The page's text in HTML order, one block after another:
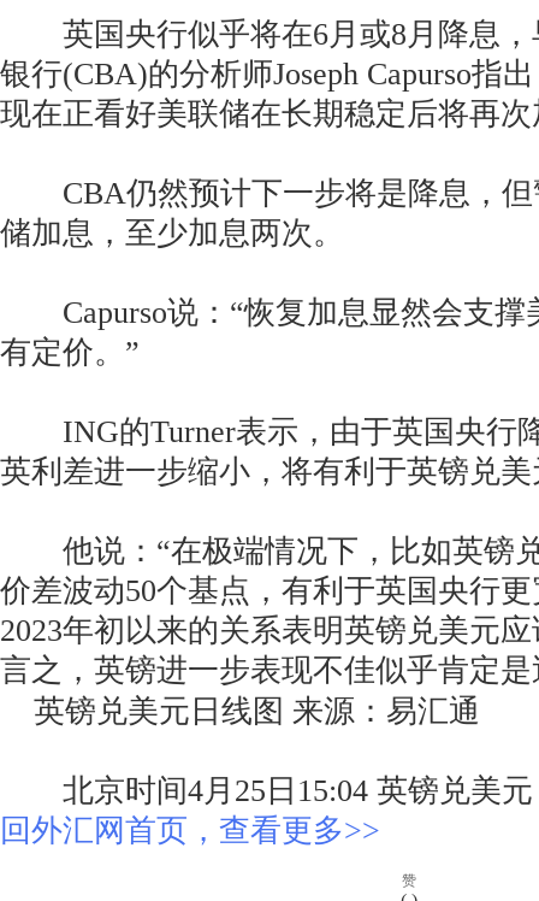
英国央行似乎将在6月或8月降息，
银行(CBA)的分析师Joseph Capurso指
现在正看好美联储在长期稳定后将再
CBA仍然预计下一步将是降息，但
储加息，至少加息两次。
Capurso说：“恢复加息显然会支撑
有定价。”
ING的Turner表示，由于英国央行
英利差进一步缩小，将有利于英镑兑
他说：“在极端情况下，比如英镑
价差波动50个基点，有利于英国央行
2023年初以来的关系表明英镑兑美元
言之，英镑进一步表现不佳似乎肯定
英镑兑美元日线图 来源：易汇通
北京时间4月25日15:04 英镑兑美元
回外汇网首页，查看更多>>
赞